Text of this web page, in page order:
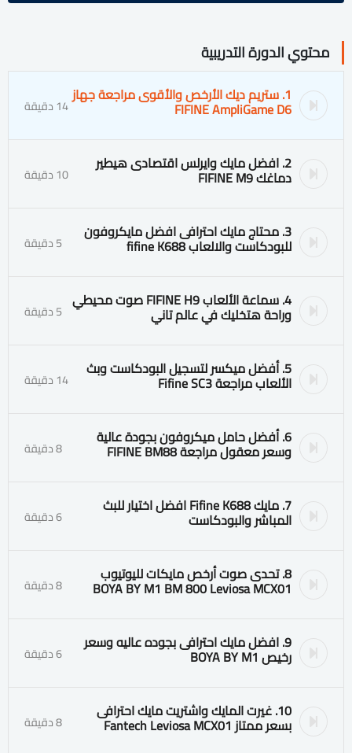
محتوي الدورة التدريبية
1. ستريم ديك الأرخص والأقوى مراجعة جهاز
FIFINE AmpliGame D6 14 دقيقة
2. افضل مايك وايرلس اقتصادى هيطير
دماغك FIFINE M9 10 دقيقة
3. محتاج مايك احترافى افضل مايكروفون
للبودكاست والالعاب fifine K688 5 دقيقة
4. سماعة الألعاب FIFINE H9 صوت محيطي
وراحة هتخليك في عالم تاني 5 دقيقة
5. أفضل ميكسر لتسجيل البودكاست وبث
الألعاب مراجعة Fifine SC3 14 دقيقة
6. أفضل حامل ميكروفون بجودة عالية
وسعر معقول مراجعة FIFINE BM88 8 دقيقة
7. مايك Fifine K688 افضل اختيار للبث
المباشر والبودكاست 6 دقيقة
8. تحدى صوت أرخص مايكات لليوتيوب
BOYA BY M1 BM 800 Leviosa MCX01 8 دقيقة
9. افضل مايك احترافى بجوده عاليه وسعر
رخيص BOYA BY M1 6 دقيقة
10. غيرت المايك واشتريت مايك احترافى
بسعر ممتاز Fantech Leviosa MCX01 8 دقيقة